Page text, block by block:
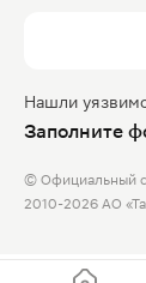
Нашли
Заполните
© Официальный
2010-2026 АО